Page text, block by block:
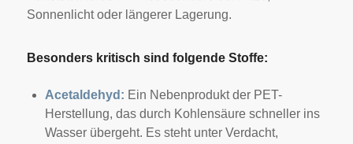
Sonnenlicht oder längerer Lagerung.
Besonders kritisch sind folgende Stoffe:
Acetaldehyd: Ein Nebenprodukt der PET-
Herstellung, das durch Kohlensäure schneller ins
Wasser übergeht. Es steht unter Verdacht,